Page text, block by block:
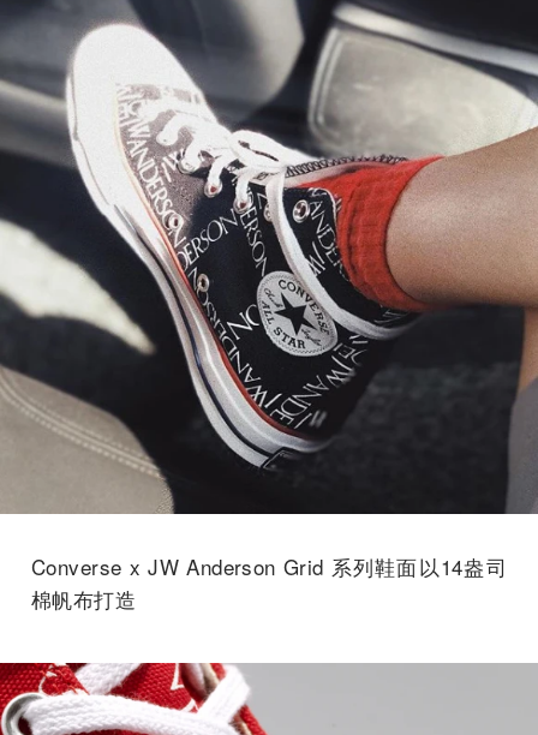
Converse x JW Anderson Grid 系列鞋面以14盎司
棉帆布打造